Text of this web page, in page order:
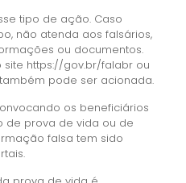
tipo de ação. Caso
não atenda aos falsários,
ou documentos.
https://gov.br/falabr ou
pode ser acionada.
os beneficiários
de prova de vida ou de
falsa tem sido